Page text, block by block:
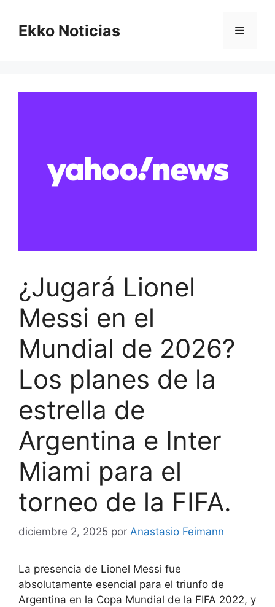
contenido
Ekko Noticias Menú
¿Jugará Lionel
Messi en el
Mundial de 2026?
Los planes de la
estrella de
Argentina e Inter
Miami para el
torneo de la FIFA.
diciembre 2, 2025 por Anastasio Feimann
La presencia de Lionel Messi fue
absolutamente esencial para el triunfo de
Argentina en la Copa Mundial de la FIFA 2022, y